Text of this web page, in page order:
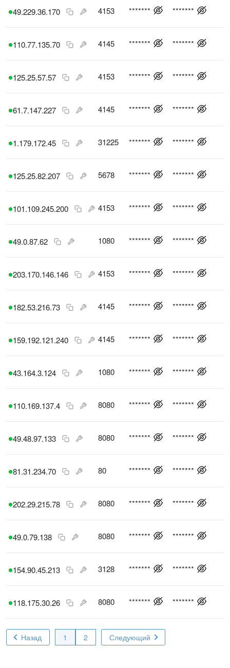
49.229.36.170 4153 ******* *******
110.77.135.70 4145 ******* *******
125.25.57.57 4153 ******* *******
61.7.147.227 4145 ******* *******
1.179.172.45 31225 ******* *******
125.25.82.207 5678 ******* *******
101.109.245.200 4153 ******* *******
49.0.87.62 1080 ******* *******
203.170.146.146 4153 ******* *******
182.53.216.73 4145 ******* *******
159.192.121.240 4145 ******* *******
43.164.3.124 1080 ******* *******
110.169.137.4 8080 ******* *******
49.48.97.133 8080 ******* *******
81.31.234.70 80 ******* *******
202.29.215.78 8080 ******* *******
49.0.79.138 8080 ******* *******
154.90.45.213 3128 ******* *******
118.175.30.26 8080 ******* *******
Назад 1 2 Следующий